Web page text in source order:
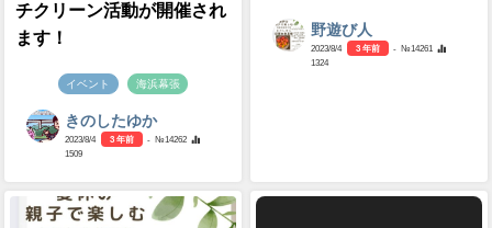
チクリーン活動が開催され
ます！
イベント 海浜幕張
きのしたゆか
2023/8/4 3 年前
- №14262
1509
野遊び人
2023/8/4 3 年前
- №14261
1324